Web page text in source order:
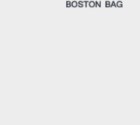
護人之同意方可使用
損失，本公司不負相關責
號之用戶狀況，依本公司即
形，本公司將視審查結果
若發現惡意使用之情形，
度並採取法律行動。